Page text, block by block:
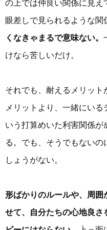
の上では仲良い関係に見
眼差しで見られるような関
くなきゃまるで意味ない。
けなら苦しいだけ。
それでも、耐えるメリッ
メリットより、一緒にい
いう打算めいた利害関係
る。でも、そうでもない
しょうがない。
形ばかりのルールや、周囲
せて、自分たちの心地良さ